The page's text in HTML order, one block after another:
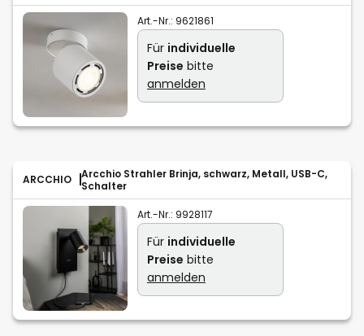
Art.-Nr.: 9621861
Für individuelle
Preise bitte
anmelden
ARCCHIO
Arcchio Strahler Brinja, schwarz, Metall, USB-C,
Schalter
Art.-Nr.: 9928117
Für individuelle
Preise bitte
anmelden